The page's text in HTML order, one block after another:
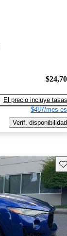
El precio incluye tasas
$487/mes
Verif. disponibilidad